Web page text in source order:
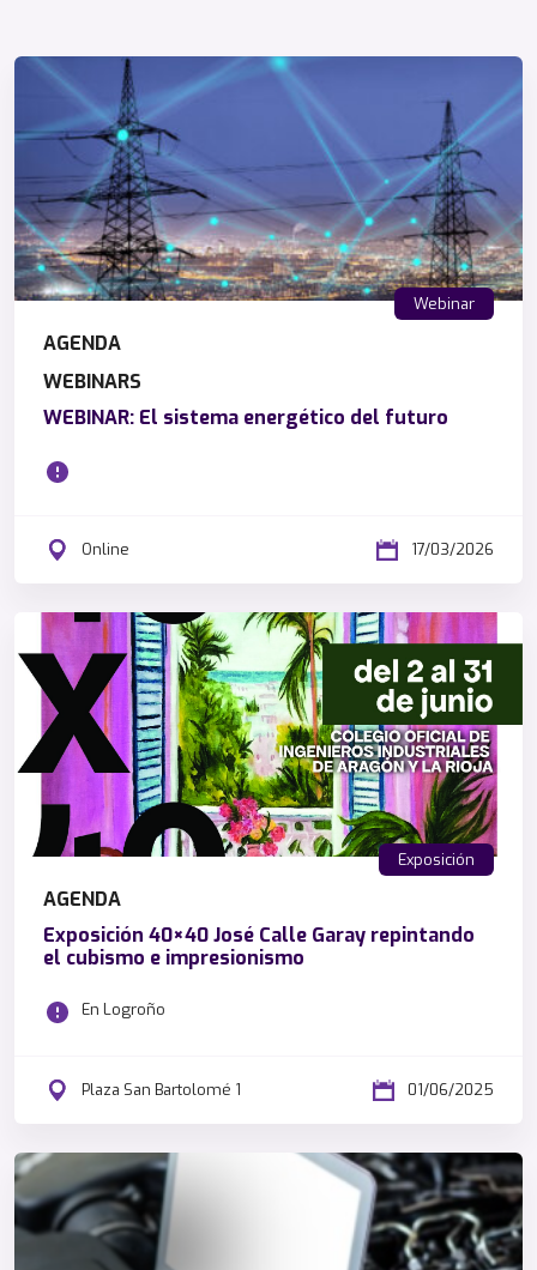
Webinar
AGENDA
WEBINARS
WEBINAR: El sistema energético del futuro
Online 17/03/2026
Exposición
AGENDA
Exposición 40×40 José Calle Garay repintando
el cubismo e impresionismo
En Logroño
Plaza San Bartolomé 1 01/06/2025